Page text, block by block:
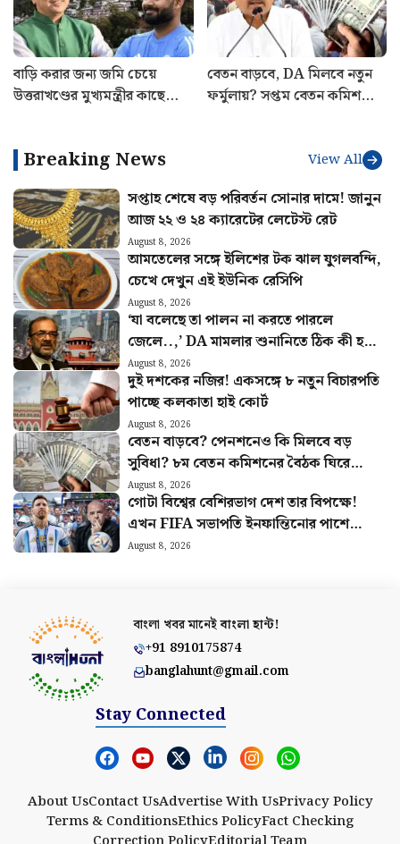
বাড়ি করার জন্য জমি চেয়ে
উত্তরাখণ্ডের মুখ্যমন্ত্রীর কাছে
বেতন বাড়বে, DA মিলবে নতুন
ফর্মুলায়? সপ্তম বেতন কমিশনে
Breaking News View All
সপ্তাহ শেষে বড় পরিবর্তন সোনার দামে! জানুন
আজ ২২ ও ২৪ ক্যারেটের লেটেস্ট রেট
August 8, 2026
আমতেলের সঙ্গে ইলিশের টক ঝাল যুগলবন্দি,
চেখে দেখুন এই ইউনিক রেসিপি
August 8, 2026
‘যা বলেছে তা পালন না করতে পারলে
জেলে..,’ DA মামলার শুনানিতে ঠিক কী হল?
জানালেন আইনজীবী বিকাশ রঞ্জন
August 8, 2026
দুই দশকের নজির! একসঙ্গে ৮ নতুন বিচারপতি
পাচ্ছে কলকাতা হাই কোর্ট
August 8, 2026
বেতন বাড়বে? পেনশনেও কি মিলবে বড়
সুবিধা? ৮ম বেতন কমিশনের বৈঠক ঘিরে
বাড়ছে আশা
August 8, 2026
গোটা বিশ্বের বেশিরভাগ দেশ তার বিপক্ষে!
এখন FIFA সভাপতি ইনফান্তিনোর পাশে
দাঁড়ালো মেসির আর্জেন্টিনা
August 8, 2026
বাংলা খবর মানেইবাংলা হান্ট!
+91 8910175874
banglahunt@gmail.com
Stay Connected
About UsContact UsAdvertise With UsPrivacy Policy
Terms & ConditionsEthics PolicyFact Checking